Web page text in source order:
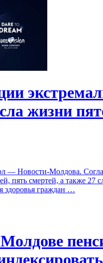
жизни
Новости-Молдова.
пять смертей, а также 27
здоровья граждан …